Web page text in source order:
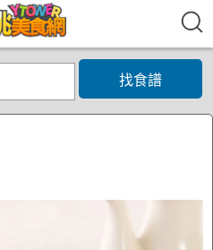
找食譜